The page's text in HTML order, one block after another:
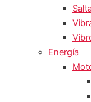
Energía